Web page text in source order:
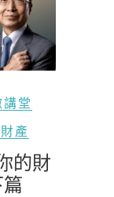
講堂
財產
的財